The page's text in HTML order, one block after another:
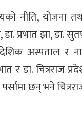
नीति,
प्रभात झा, डा.
अस्पताल र
र डा.
छन् भने